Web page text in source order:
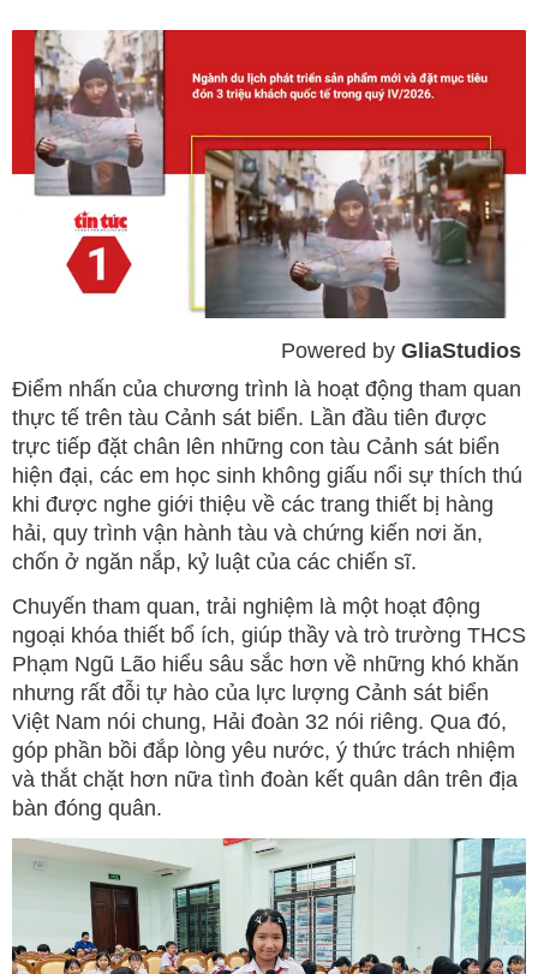
Powered by GliaStudios
Điểm nhấn của chương trình là hoạt động tham quan
thực tế trên tàu Cảnh sát biển. Lần đầu tiên được
trực tiếp đặt chân lên những con tàu Cảnh sát biển
hiện đại, các em học sinh không giấu nổi sự thích thú
khi được nghe giới thiệu về các trang thiết bị hàng
hải, quy trình vận hành tàu và chứng kiến nơi ăn,
chốn ở ngăn nắp, kỷ luật của các chiến sĩ.
Chuyến tham quan, trải nghiệm là một hoạt động
ngoại khóa thiết bổ ích, giúp thầy và trò trường THCS
Phạm Ngũ Lão hiểu sâu sắc hơn về những khó khăn
nhưng rất đỗi tự hào của lực lượng Cảnh sát biển
Việt Nam nói chung, Hải đoàn 32 nói riêng. Qua đó,
góp phần bồi đắp lòng yêu nước, ý thức trách nhiệm
và thắt chặt hơn nữa tình đoàn kết quân dân trên địa
bàn đóng quân.